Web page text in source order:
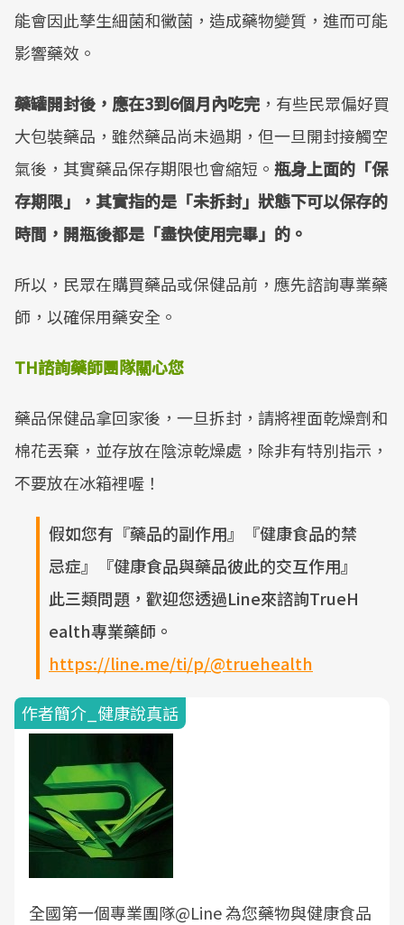
能會因此孳生細菌和黴菌，造成藥物變質，進而可能
影響藥效。
藥罐開封後，應在3到6個月內吃完 ，有些民眾偏好買
大包裝藥品，雖然藥品尚未過期，但一旦開封接觸空
氣後，其實藥品保存期限也會縮短。 瓶身上面的「保
存期限」，其實指的是「未拆封」狀態下可以保存的
時間，開瓶後都是「盡快使用完畢」的。
所以，民眾在購買藥品或保健品前，應先諮詢專業藥
師，以確保用藥安全。
TH諮詢藥師團隊關心您
藥品保健品拿回家後，一旦拆封，請將裡面乾燥劑和
棉花丟棄，並存放在陰涼乾燥處，除非有特別指示，
不要放在冰箱裡喔！
假如您有『藥品的副作用』『健康食品的禁
忌症』『健康食品與藥品彼此的交互作用』
此三類問題，歡迎您透過Line來諮詢TrueH
ealth專業藥師。
https://line.me/ti/p/@truehealth
作者簡介_健康說真話
全國第一個專業團隊@Line 為您藥物與健康食品